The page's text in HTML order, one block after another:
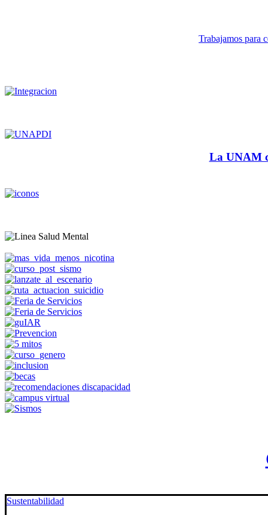
Trabajamos para
La UNAM
Sustentabilidad